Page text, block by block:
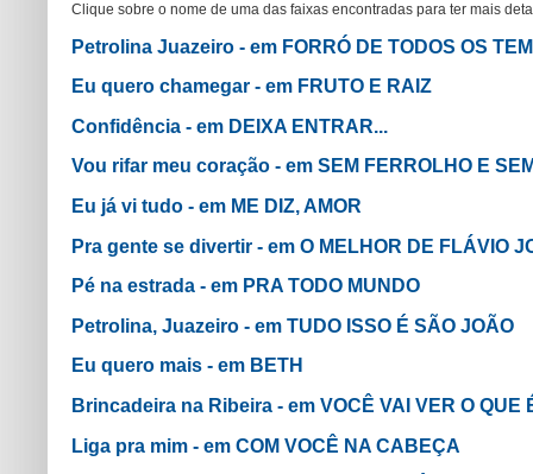
Clique sobre o nome de uma das faixas encontradas para ter mais
Petrolina Juazeiro - em FORRÓ DE TODOS OS
Eu quero chamegar - em FRUTO E RAIZ
Confidência - em DEIXA ENTRAR...
Vou rifar meu coração - em SEM FERROLHO E
Eu já vi tudo - em ME DIZ, AMOR
Pra gente se divertir - em O MELHOR DE FLÁVIO
Pé na estrada - em PRA TODO MUNDO
Petrolina, Juazeiro - em TUDO ISSO É SÃO JOÃO
Eu quero mais - em BETH
Brincadeira na Ribeira - em VOCÊ VAI VER O QUE
Liga pra mim - em COM VOCÊ NA CABEÇA